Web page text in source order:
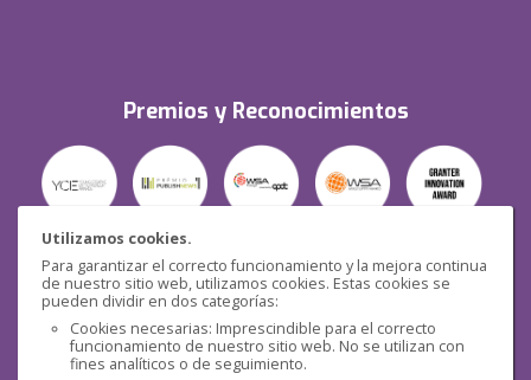
Utilizamos cookies.
Para garantizar el correcto funcionamiento y la mejora continua
de nuestro sitio web, utilizamos cookies. Estas cookies se
pueden dividir en dos categorías:
Cookies necesarias: Imprescindible para el correcto
funcionamiento de nuestro sitio web. No se utilizan con
fines analíticos o de seguimiento.
Premios y Reconocimientos
Seguridad